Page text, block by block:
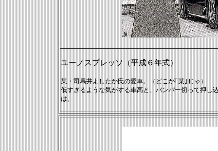
ユーノスプレッソ（平成６年式）
某・司馬井よしたか氏の愛車。（どこが｢某｣じゃ）
低すぎるような気がする車高と、バンパー切って押
は。